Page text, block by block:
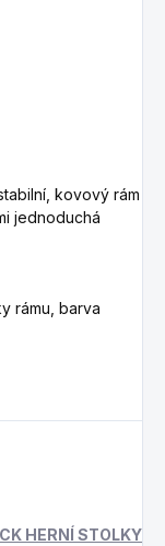
kovový rám
jednoduchá
rámu, barva
HERNÍ STOLKY